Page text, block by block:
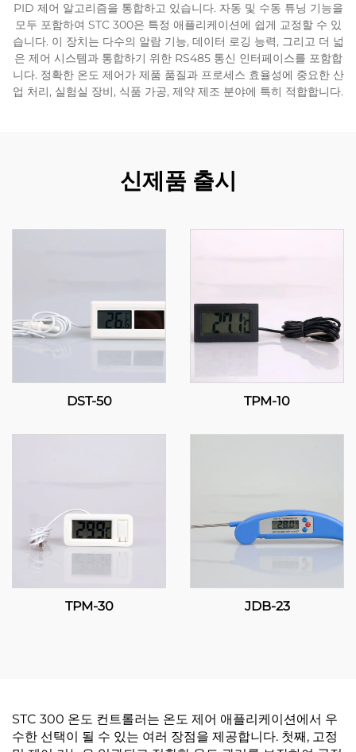
PID 제어 알고리즘을 통합하고 있습니다. 자동 및 수동 튜닝 기능을
모두 포함하여 STC 300은 특정 애플리케이션에 쉽게 교정할 수 있
습니다. 이 장치는 다수의 알람 기능, 데이터 로깅 능력, 그리고 더 넓
은 제어 시스템과 통합하기 위한 RS485 통신 인터페이스를 포함합
니다. 정확한 온도 제어가 제품 품질과 프로세스 효율성에 중요한 산
업 처리, 실험실 장비, 식품 가공, 제약 제조 분야에 특히 적합합니다.
신제품 출시
DST-50 TPM-10
TPM-30 JDB-23
STC 300 온도 컨트롤러는 온도 제어 애플리케이션에서 우
수한 선택이 될 수 있는 여러 장점을 제공합니다. 첫째, 고정